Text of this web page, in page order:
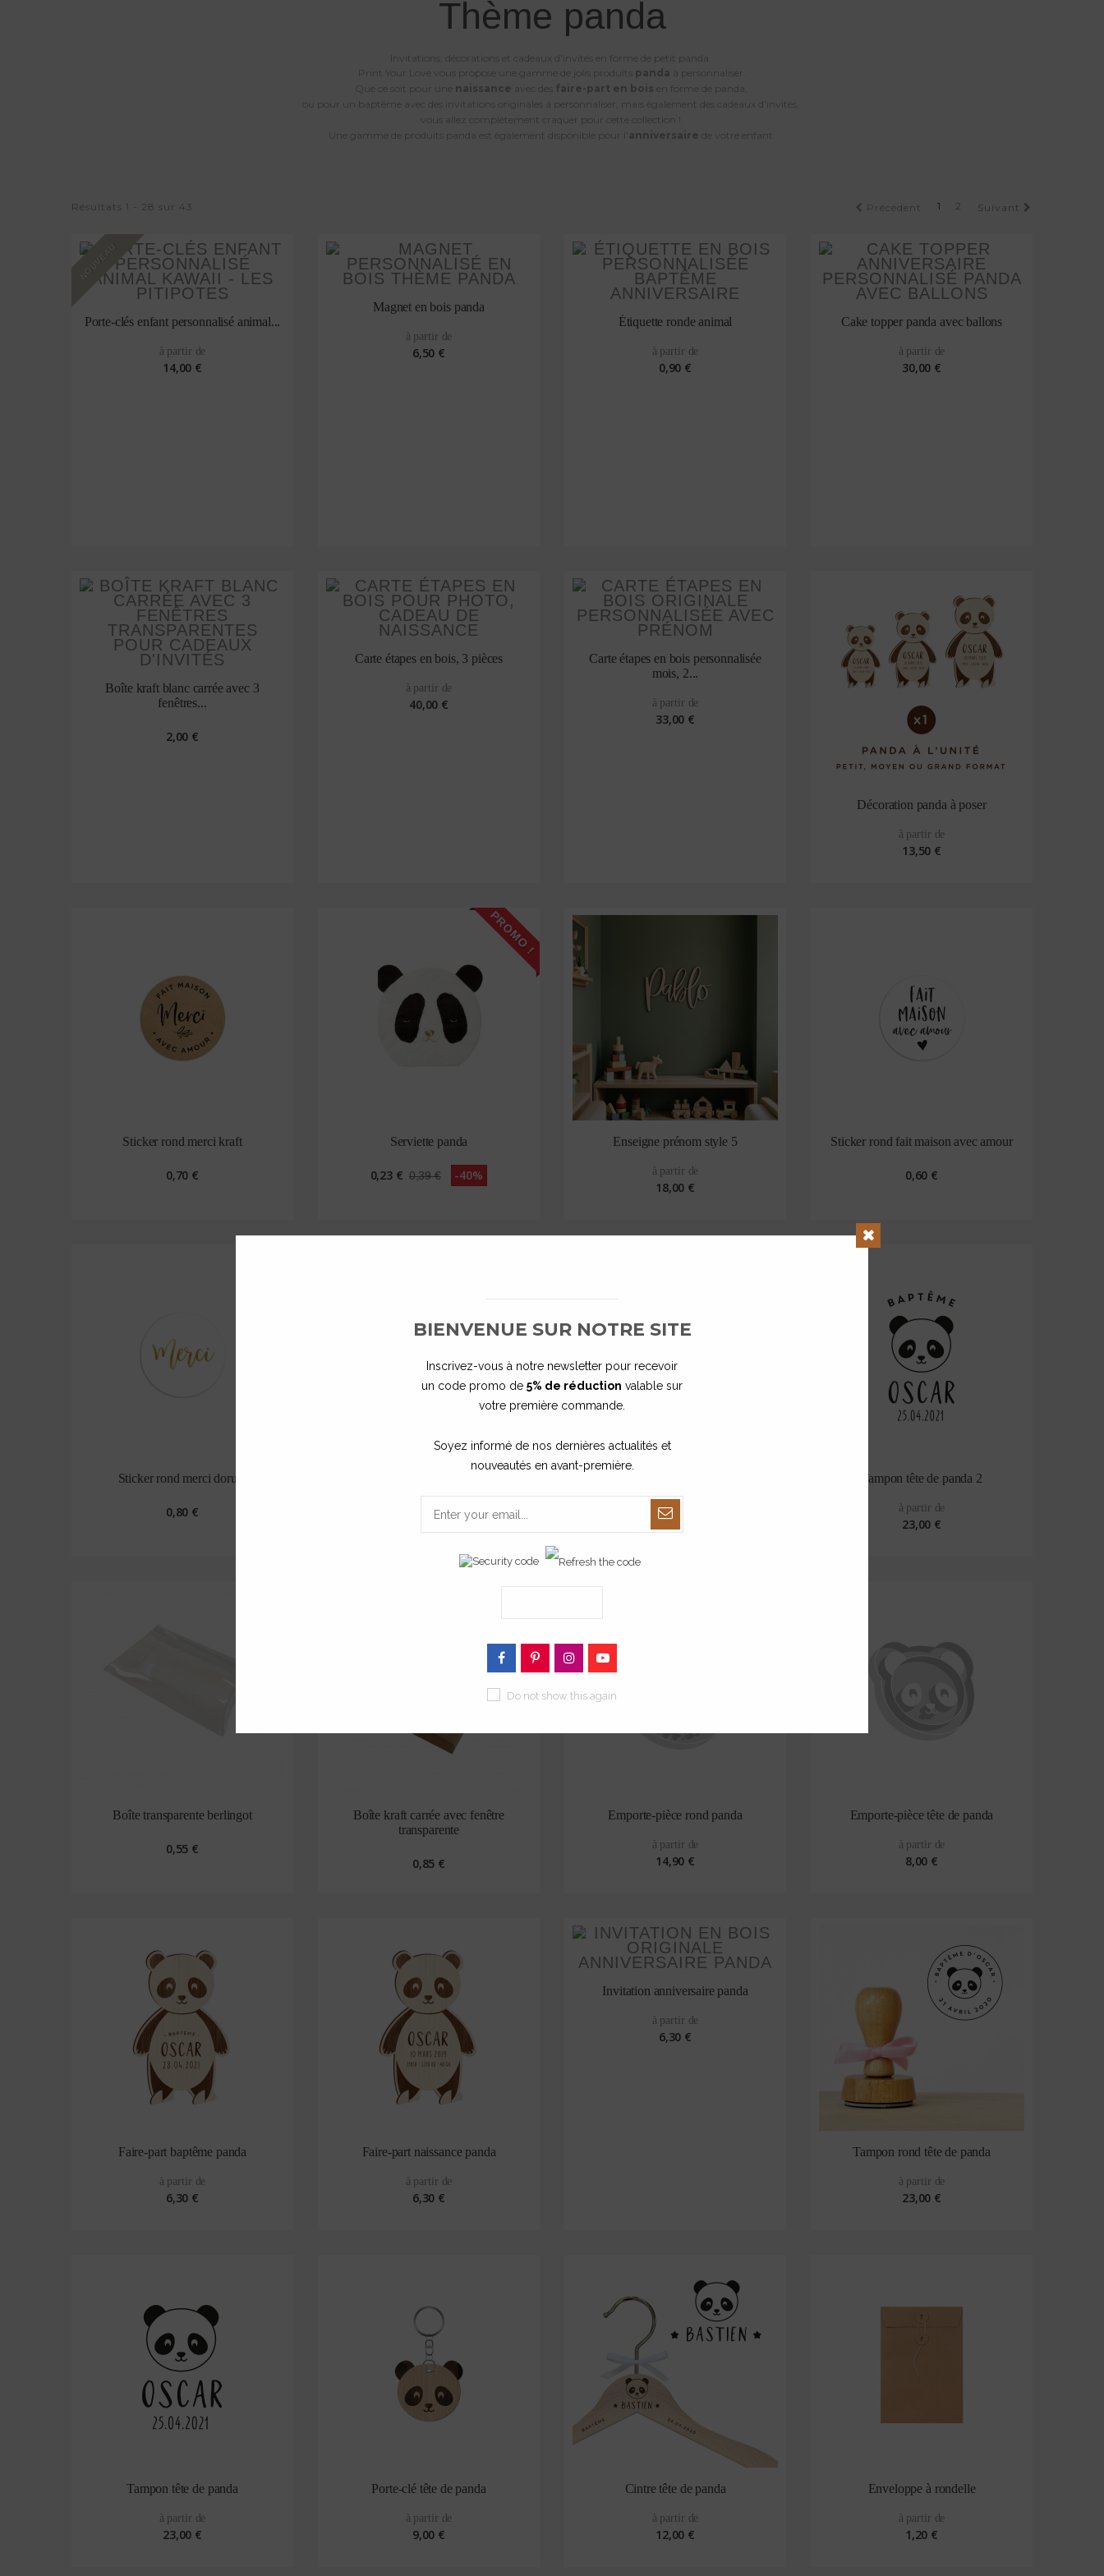
Thème panda
Invitations, décorations et cadeaux d'invités en forme de petit panda.
Print Your Love vous propose une gamme de jolis produits panda à personnaliser.
Que ce soit pour une naissance avec des faire-part en bois en forme de panda,
ou pour un baptême avec des invitations originales à personnaliser, mais également des cadeaux d'invités,
vous allez complètement craquer pour cette collection !
Une gamme de produits panda est également disponible pour l' anniversaire de votre enfant.
Précédent 1 2 Suivant
Résultats 1 - 28 sur 43.
NOUVEAU
Porte-clés enfant personnalisé animal...
à partir de
14,00 €
Magnet en bois panda
à partir de
6,50 €
Étiquette ronde animal
à partir de
0,90 €
Cake topper panda avec ballons
à partir de
30,00 €
Boîte kraft blanc carrée avec 3
fenêtres...
2,00 €
Carte étapes en bois, 3 pièces
à partir de
40,00 €
Carte étapes en bois personnalisée
mois, 2...
à partir de
33,00 €
Décoration panda à poser
à partir de
13,50 €
Sticker rond merci kraft
0,70 €
PROMO !
Serviette panda
0,23 € 0,39 € -40%
Enseigne prénom style 5
à partir de
18,00 €
Sticker rond fait maison avec amour
0,60 €
Sticker rond merci dorure
0,80 €
Magnet panda
à partir de
à partir de
22,00 €
Tampon tête de panda 2
à partir de
23,00 €
Boîte transparente berlingot
0,55 €
Boîte kraft carrée avec fenêtre
transparente
0,85 €
Emporte-pièce rond panda
à partir de
14,90 €
Emporte-pièce tête de panda
à partir de
8,00 €
Faire-part baptême panda
à partir de
6,30 €
Faire-part naissance panda
à partir de
6,30 €
Invitation anniversaire panda
à partir de
6,30 €
Tampon rond tête de panda
à partir de
23,00 €
Tampon tête de panda
à partir de
23,00 €
Porte-clé tête de panda
à partir de
9,00 €
Cintre tête de panda
à partir de
12,00 €
Enveloppe à rondelle
à partir de
1,20 €
BIENVENUE SUR NOTRE SITE
Inscrivez-vous à notre newsletter pour recevoir
un code promo de 5% de réduction valable sur
votre première commande.
Soyez informé de nos dernières actualités et
nouveautés en avant-première.
Do not show this again